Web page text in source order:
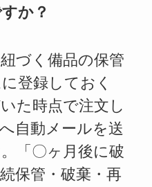
か？
づく備品の保管
登録しておく
た時点で注文し
自動メールを送
「〇ヶ月後に破
保管・破棄・再